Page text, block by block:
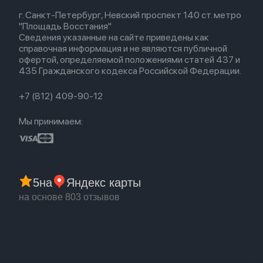
Airpods (1-е)
EarPods
Политика конфиденциальности
Оплата и доставка
Партнерская программа
Гарантия
Обмен и возврат
Бонусы
Новые поступления
Популярное
Акции
г. Санкт-Петербург, Невский проспект 140 ст. метро
"Площадь Восстания"
Сведения указанные на сайте приведены как
справочная информация и не являются публичной
офертой, определяемой положениями статей 437 и
435 Гражданского кодекса Российской Федерации.
+7 (812) 409-90-12
Мы принимаем:
5на Яндекс карты
на основе 803 отзывов